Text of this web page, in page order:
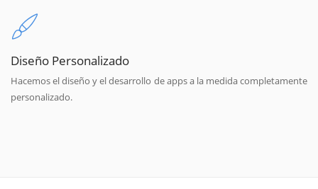
Diseño Personalizado
Hacemos el diseño y el desarrollo de apps a la medida completamente
personalizado.